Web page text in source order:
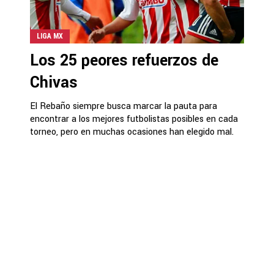
LIGA MX
Los 25 peores refuerzos de
Chivas
El Rebaño siempre busca marcar la pauta para
encontrar a los mejores futbolistas posibles en cada
torneo, pero en muchas ocasiones han elegido mal.